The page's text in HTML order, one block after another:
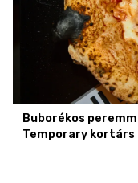
Buborékos
Temporary kortárs